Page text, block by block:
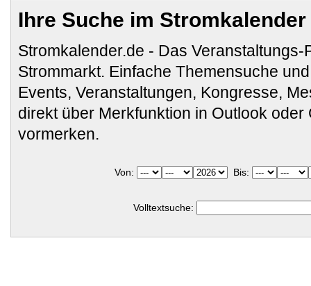
Ihre Suche im Stromkalender
Stromkalender.de - Das Veranstaltungs-
Strommarkt. Einfache Themensuche
Events, Veranstaltungen, Kongresse,
direkt über Merkfunktion in Outlook oder
vormerken.
Von: Bis:
Volltextsuche: